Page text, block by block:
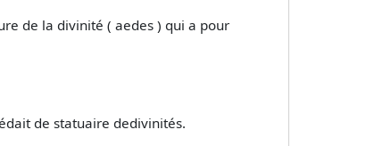
de la divinité ( aedes ) qui a pour
de statuaire dedivinités.